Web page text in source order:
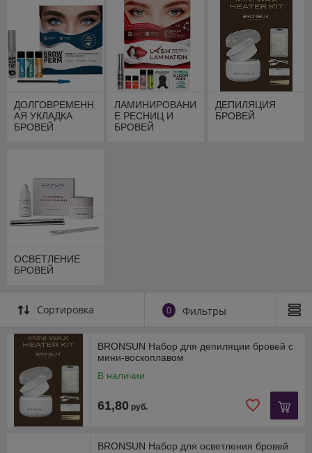
ДОЛГОВРЕМЕНН
АЯ УКЛАДКА
БРОВЕЙ
ЛАМИНИРОВАНИ
Е РЕСНИЦ И
БРОВЕЙ
ДЕПИЛЯЦИЯ
БРОВЕЙ
ОСВЕТЛЕНИЕ
БРОВЕЙ
Сортировка 0 Фильтры
BRONSUN Набор для депиляции бровей с
мини-воскоплавом
В наличии
61,80 руб.
BRONSUN Набор для осветления бровей